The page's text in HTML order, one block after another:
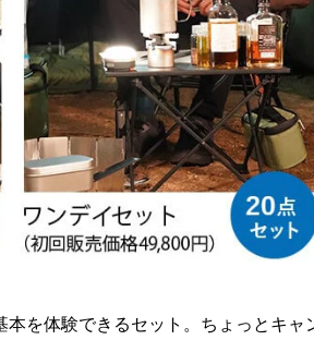
を体験できるセット。ちょっとキャ